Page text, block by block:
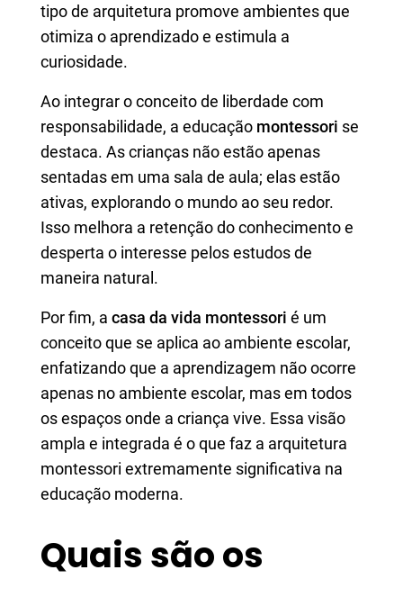
tipo de arquitetura promove ambientes que
otimiza o aprendizado e estimula a
curiosidade.
Ao integrar o conceito de liberdade com
responsabilidade, a educação montessori se
destaca. As crianças não estão apenas
sentadas em uma sala de aula; elas estão
ativas, explorando o mundo ao seu redor.
Isso melhora a retenção do conhecimento e
desperta o interesse pelos estudos de
maneira natural.
Por fim, a casa da vida montessori é um
conceito que se aplica ao ambiente escolar,
enfatizando que a aprendizagem não ocorre
apenas no ambiente escolar, mas em todos
os espaços onde a criança vive. Essa visão
ampla e integrada é o que faz a arquitetura
montessori extremamente significativa na
educação moderna.
Quais são os